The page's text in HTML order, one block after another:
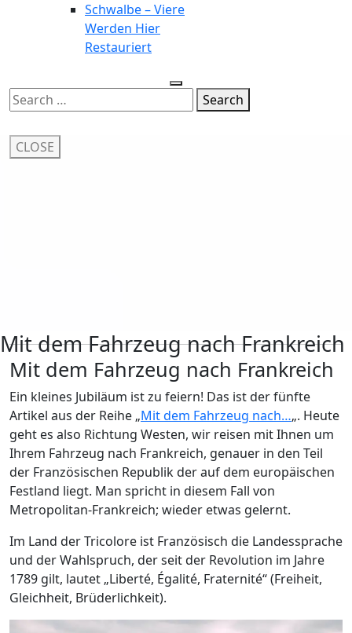
Schwalbe – Viere
Werden Hier
Restauriert
Button
Search
CLOSE
Mit dem Fahrzeug nach Frankreich
Mit dem Fahrzeug nach Frankreich
Ein kleines Jubiläum ist zu feiern! Das ist der fünfte
Artikel aus der Reihe „Mit dem Fahrzeug nach…„. Heute
geht es also Richtung Westen, wir reisen mit Ihnen um
Ihrem Fahrzeug nach Frankreich, genauer in den Teil
der Französischen Republik der auf dem europäischen
Festland liegt. Man spricht in diesem Fall von
Metropolitan-Frankreich; wieder etwas gelernt.
Im Land der Tricolore ist Französisch die Landessprache
und der Wahlspruch, der seit der Revolution im Jahre
1789 gilt, lautet „Liberté, Égalité, Fraternité“ (Freiheit,
Gleichheit, Brüderlichkeit).